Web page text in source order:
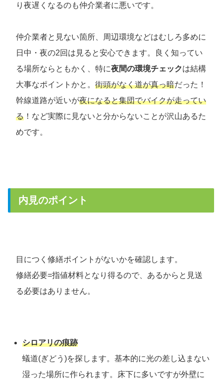
り夜遅くなるのも仲介業者に悪いです。
仲介業者と見ない箇所、周辺環境などはむしろ多めに
日中・夜の2回は見ると安心できます。良く知ってい
る場所ならともかく、特に夜間の環境チェックは結構
大事なポイントかと。 街頭がなく道が真っ暗だった！
幹線道路が近いが夜になると集団でバイクが走ってい
る ！など実際に見ないと分からないことが沢山あるた
めです。
内見のポイント
目につく修繕ポイントがないかを確認します。
修繕必要=指値材料となり得るので、あるからと見送
る必要はありません。
シロアリの痕跡
蟻道(ぎどう)を探します。基本的に光の差し込まない
湿った場所に作られます。床下に多いですが外壁に